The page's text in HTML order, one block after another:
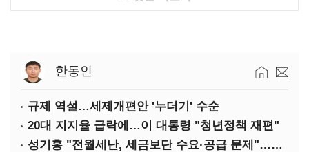
한동인
규제 역설…세제개편안 '누더기' 수순
20대 지지율 급락에…이 대통령 "청년정책 재편"
성기홍 "전월세난, 세금보단 수요·공급 문제"…닥공 시사